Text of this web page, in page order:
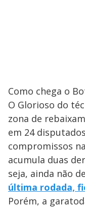
Como chega o
O Glorioso do
zona de
em 24
compromissos
acumula duas
seja, ainda não
última rodada,
Porém, a